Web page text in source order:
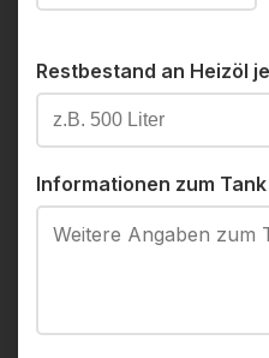
Restbestand an Heizöl
Informationen zum